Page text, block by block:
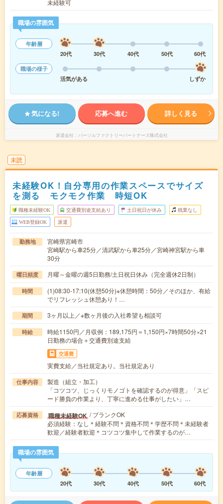
未経験可
職場の雰囲気
年齢層
20代
30代 40代 50代
60代
職場の様子
活気がある
しずか
気になる! 応募へ進む 詳しく見る
派遣会社 パーソルファクトリーパートナーズ株式会社
未読
未経験OK！自分専用の作業スペースでサイズ
を測る モクモク作業 時短OK
職種未経験OK 交通費別途支給あり 土日祝日が休み 残業なし
WEB登録OK 派遣
勤務地
宮崎県宮崎市
宮崎駅から車25分／清武駅から車25分／宮崎神宮駅から車
30分
曜日頻度 月曜～金曜の週5日勤務/土日祝日休み（完全週休2日制）
時間
(1)08:30-17:10(休憩50分)※休憩時間：50分／そのほか、有給
でリフレッシュ休憩あり！…
期間 3ヶ月以上／※数ヶ月後の入社希望も相談可
時給
時給1150円／月収例：189,175円＝1,150円×7時間50分×21
日勤務の場合＋交通費別途支給
交通費
実費支給／当社規定あり。当社規定あり
仕事内容
製造（組立・加工）
「コツコツ、じっくりモノゴトを確認するのが得意」「スピ
ード勝負の作業より、丁寧に進める仕事がしたい」…
応募資格 職種未経験OK / ブランクOK
必須経験：なし＊経験不問＊資格不問＊学歴不問＊未経験者
歓迎／経験者歓迎＊コツコツ集中して作業するのが…
職場の雰囲気
年齢層
20代
30代 40代 50代 60代